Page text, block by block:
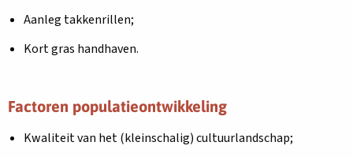
Aanleg takkenrillen;
Kort gras handhaven.
Factoren populatieontwikkeling
Kwaliteit van het (kleinschalig) cultuurlandschap;